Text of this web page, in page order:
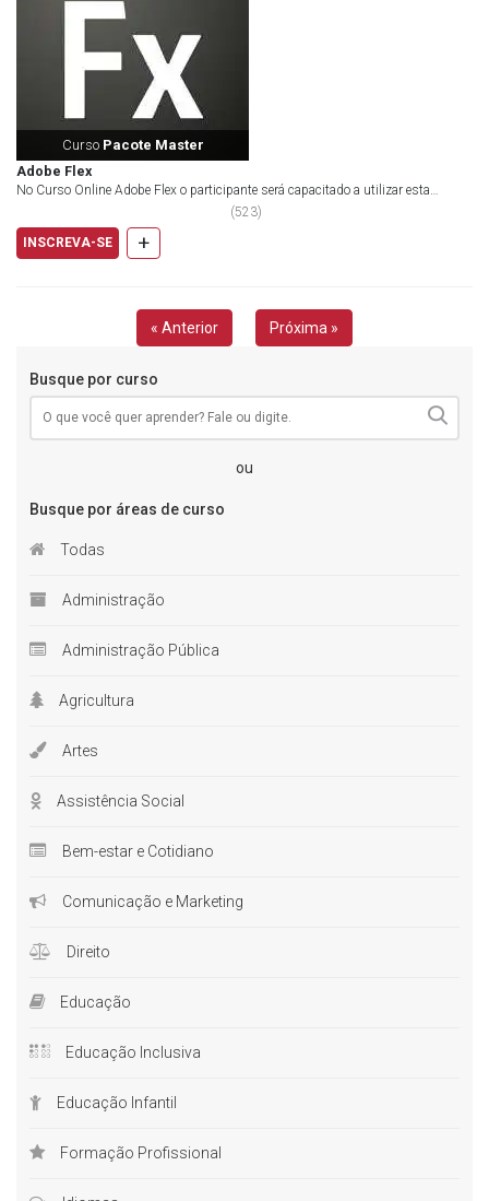
Curso Pacote Master
Adobe Flex
No Curso Online Adobe Flex o participante será capacitado a utilizar esta
tecnologia de maneira que ao concluir o c...
(523)
INSCREVA-SE
+
« Anterior Próxima »
Busque por curso
ou
Busque por áreas de curso
Todas
Administração
Administração Pública
Agricultura
Artes
Assistência Social
Bem-estar e Cotidiano
Comunicação e Marketing
Direito
Educação
Educação Inclusiva
Educação Infantil
Formação Profissional